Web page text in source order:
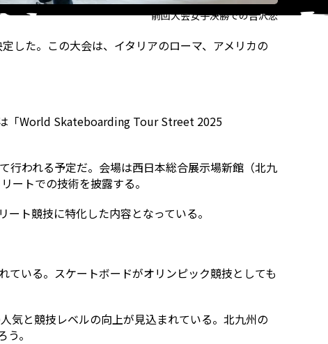
前回大会女子決勝での吉沢恋
した。この大会は、イタリアのローマ、アメリカの
は「World Skateboarding Tour Street 2025
行われる予定だ。会場は西日本総合展示場新館（北九
ートでの技術を披露する。
ト競技に特化した内容となっている。
いる。スケートボードがオリンピック競技としても
気と競技レベルの向上が見込まれている。北九州の
。